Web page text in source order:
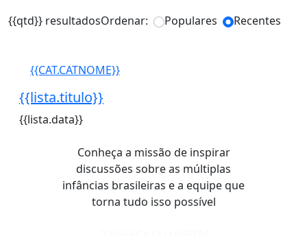
{{qtd}} resultadosOrdenar: Populares Recentes
{{CAT.CATNOME}}
{{lista.titulo}}
{{lista.data}}
Conheça a missão de inspirar
discussões sobre as múltiplas
infâncias brasileiras e a equipe que
torna tudo isso possível